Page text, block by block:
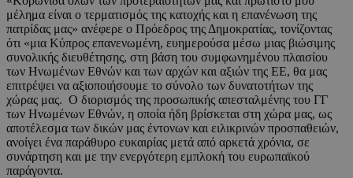
μέλημα είναι ο τερματισμός της κατοχής και η επανένωση της
πατρίδας μας» ανέφερε ο Πρόεδρος της Δημοκρατίας, τονίζοντας
ότι «μια Κύπρος επανενωμένη, ευημερούσα μέσω μιας βιώσιμης
συνολικής διευθέτησης, στη βάση του συμφωνημένου πλαισίου
των Ηνωμένων Εθνών και των αρχών και αξιών της ΕΕ, θα μας
επιτρέψει να αξιοποιήσουμε το σύνολο των δυνατοτήτων της
χώρας μας. Ο διορισμός της προσωπικής απεσταλμένης του ΓΓ
των Ηνωμένων Εθνών, η οποία ήδη βρίσκεται στη χώρα μας, ως
αποτέλεσμα των δικών μας έντονων και ειλικρινών προσπαθειών,
ανοίγει ένα παράθυρο ευκαιρίας μετά από αρκετά χρόνια, σε
συνάρτηση και με την ενεργότερη εμπλοκή του ευρωπαϊκού
παράγοντα.